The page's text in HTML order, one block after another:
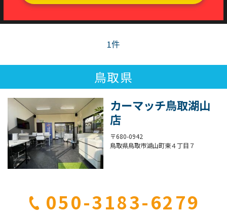
1件
鳥取県
カーマッチ鳥取湖山
店
〒680-0942
鳥取県鳥取市湖山町東４丁目７
050-3183-6279